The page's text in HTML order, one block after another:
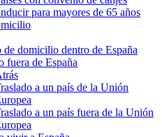
para mayores de 65 años
de domicilio dentro de España
fuera de España
a un país de la Unión
a un país fuera de la Unión